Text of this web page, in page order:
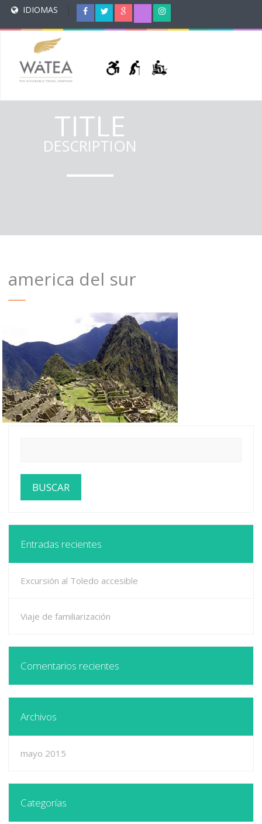
IDIOMAS
TITLE
DESCRIPTION
america del sur
Entradas recientes
Excursión al Toledo accesible
Viaje de familiarización
Comentarios recientes
Archivos
mayo 2015
Categorías